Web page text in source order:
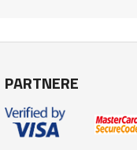
PARTNERE